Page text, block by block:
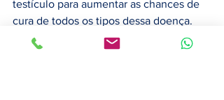
testículo para aumentar as chances de
cura de todos os tipos dessa doença.
Por isso, caso encontre um dos sinais